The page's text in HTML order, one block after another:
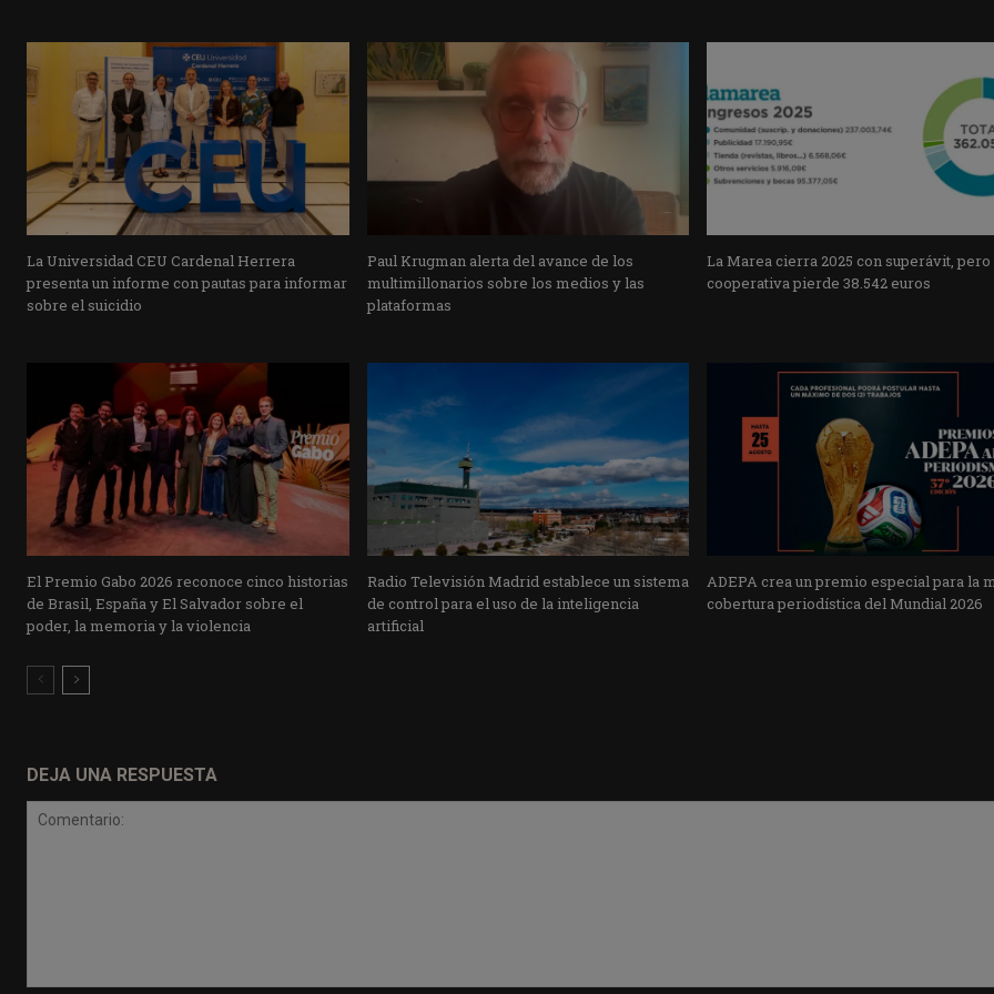
La Universidad CEU Cardenal Herrera
presenta un informe con pautas para informar
sobre el suicidio
Paul Krugman alerta del avance de los
multimillonarios sobre los medios y las
plataformas
La Marea cierra 2025 con superávit, pero
cooperativa pierde 38.542 euros
El Premio Gabo 2026 reconoce cinco historias
de Brasil, España y El Salvador sobre el
poder, la memoria y la violencia
Radio Televisión Madrid establece un sistema
de control para el uso de la inteligencia
artificial
ADEPA crea un premio especial para la
cobertura periodística del Mundial 2026
DEJA UNA RESPUESTA